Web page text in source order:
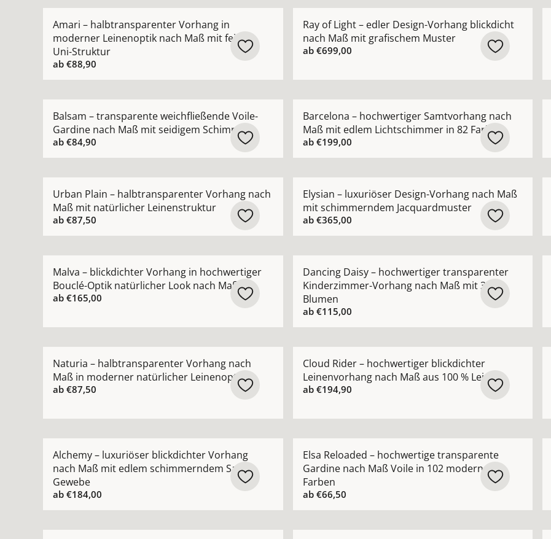
Amari – halbtransparenter Vorhang in
moderner Leinenoptik nach Maß mit feiner
Uni-Struktur
ab €88,90
Ray of Light – edler Design-Vorhang blickdicht
nach Maß mit grafischem Muster
ab €699,00
Balsam – transparente weichfließende Voile-
Gardine nach Maß mit seidigem Schimmer
ab €84,90
Barcelona – hochwertiger Samtvorhang nach
Maß mit edlem Lichtschimmer in 82 Farben
ab €199,00
Urban Plain – halbtransparenter Vorhang nach
Maß mit natürlicher Leinenstruktur
ab €87,50
Elysian – luxuriöser Design-Vorhang nach Maß
mit schimmerndem Jacquardmuster
ab €365,00
Malva – blickdichter Vorhang in hochwertiger
Bouclé-Optik natürlicher Look nach Maß
ab €165,00
Dancing Daisy – hochwertiger transparenter
Kinderzimmer-Vorhang nach Maß mit 3D-
Blumen
ab €115,00
Naturia – halbtransparenter Vorhang nach
Maß in moderner natürlicher Leinenoptik
ab €87,50
Cloud Rider – hochwertiger blickdichter
Leinenvorhang nach Maß aus 100 % Leinen
ab €194,90
Alchemy – luxuriöser blickdichter Vorhang
nach Maß mit edlem schimmerndem Satin-
Gewebe
ab €184,00
Elsa Reloaded – hochwertige transparente
Gardine nach Maß Voile in 102 modernen
Farben
ab €66,50